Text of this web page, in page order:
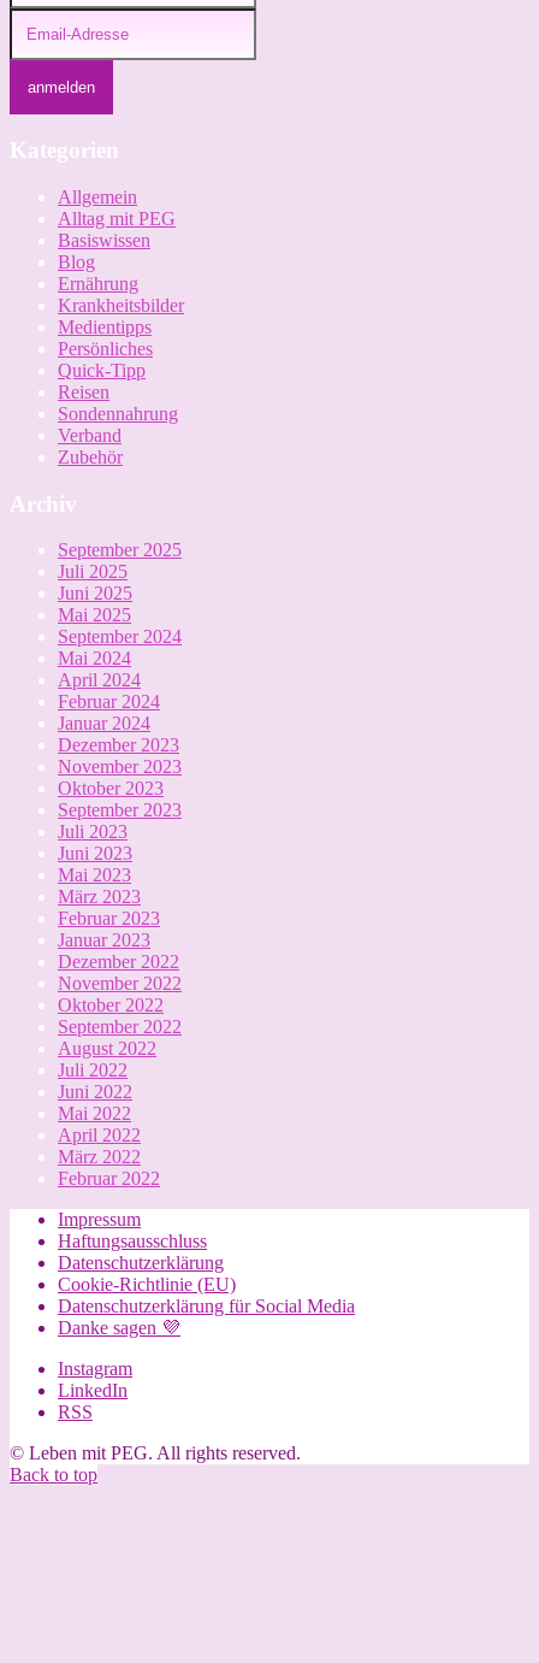
Kategorien
Allgemein
Alltag mit PEG
Basiswissen
Blog
Ernährung
Krankheitsbilder
Medientipps
Persönliches
Quick-Tipp
Reisen
Sondennahrung
Verband
Zubehör
Archiv
September 2025
Juli 2025
Juni 2025
Mai 2025
September 2024
Mai 2024
April 2024
Februar 2024
Januar 2024
Dezember 2023
November 2023
Oktober 2023
September 2023
Juli 2023
Juni 2023
Mai 2023
März 2023
Februar 2023
Januar 2023
Dezember 2022
November 2022
Oktober 2022
September 2022
August 2022
Juli 2022
Juni 2022
Mai 2022
April 2022
März 2022
Februar 2022
Impressum
Haftungsausschluss
Datenschutzerklärung
Cookie-Richtlinie (EU)
Datenschutzerklärung für Social Media
Danke sagen 💜
Instagram
LinkedIn
RSS
© Leben mit PEG. All rights reserved.
Back to top